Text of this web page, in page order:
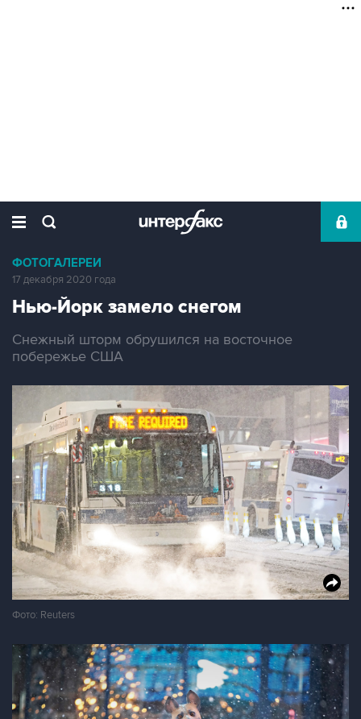
ФОТОГАЛЕРЕИ
17 декабря 2020 года
Нью-Йорк замело снегом
Снежный шторм обрушился на восточное
побережье США
Фото: Reuters